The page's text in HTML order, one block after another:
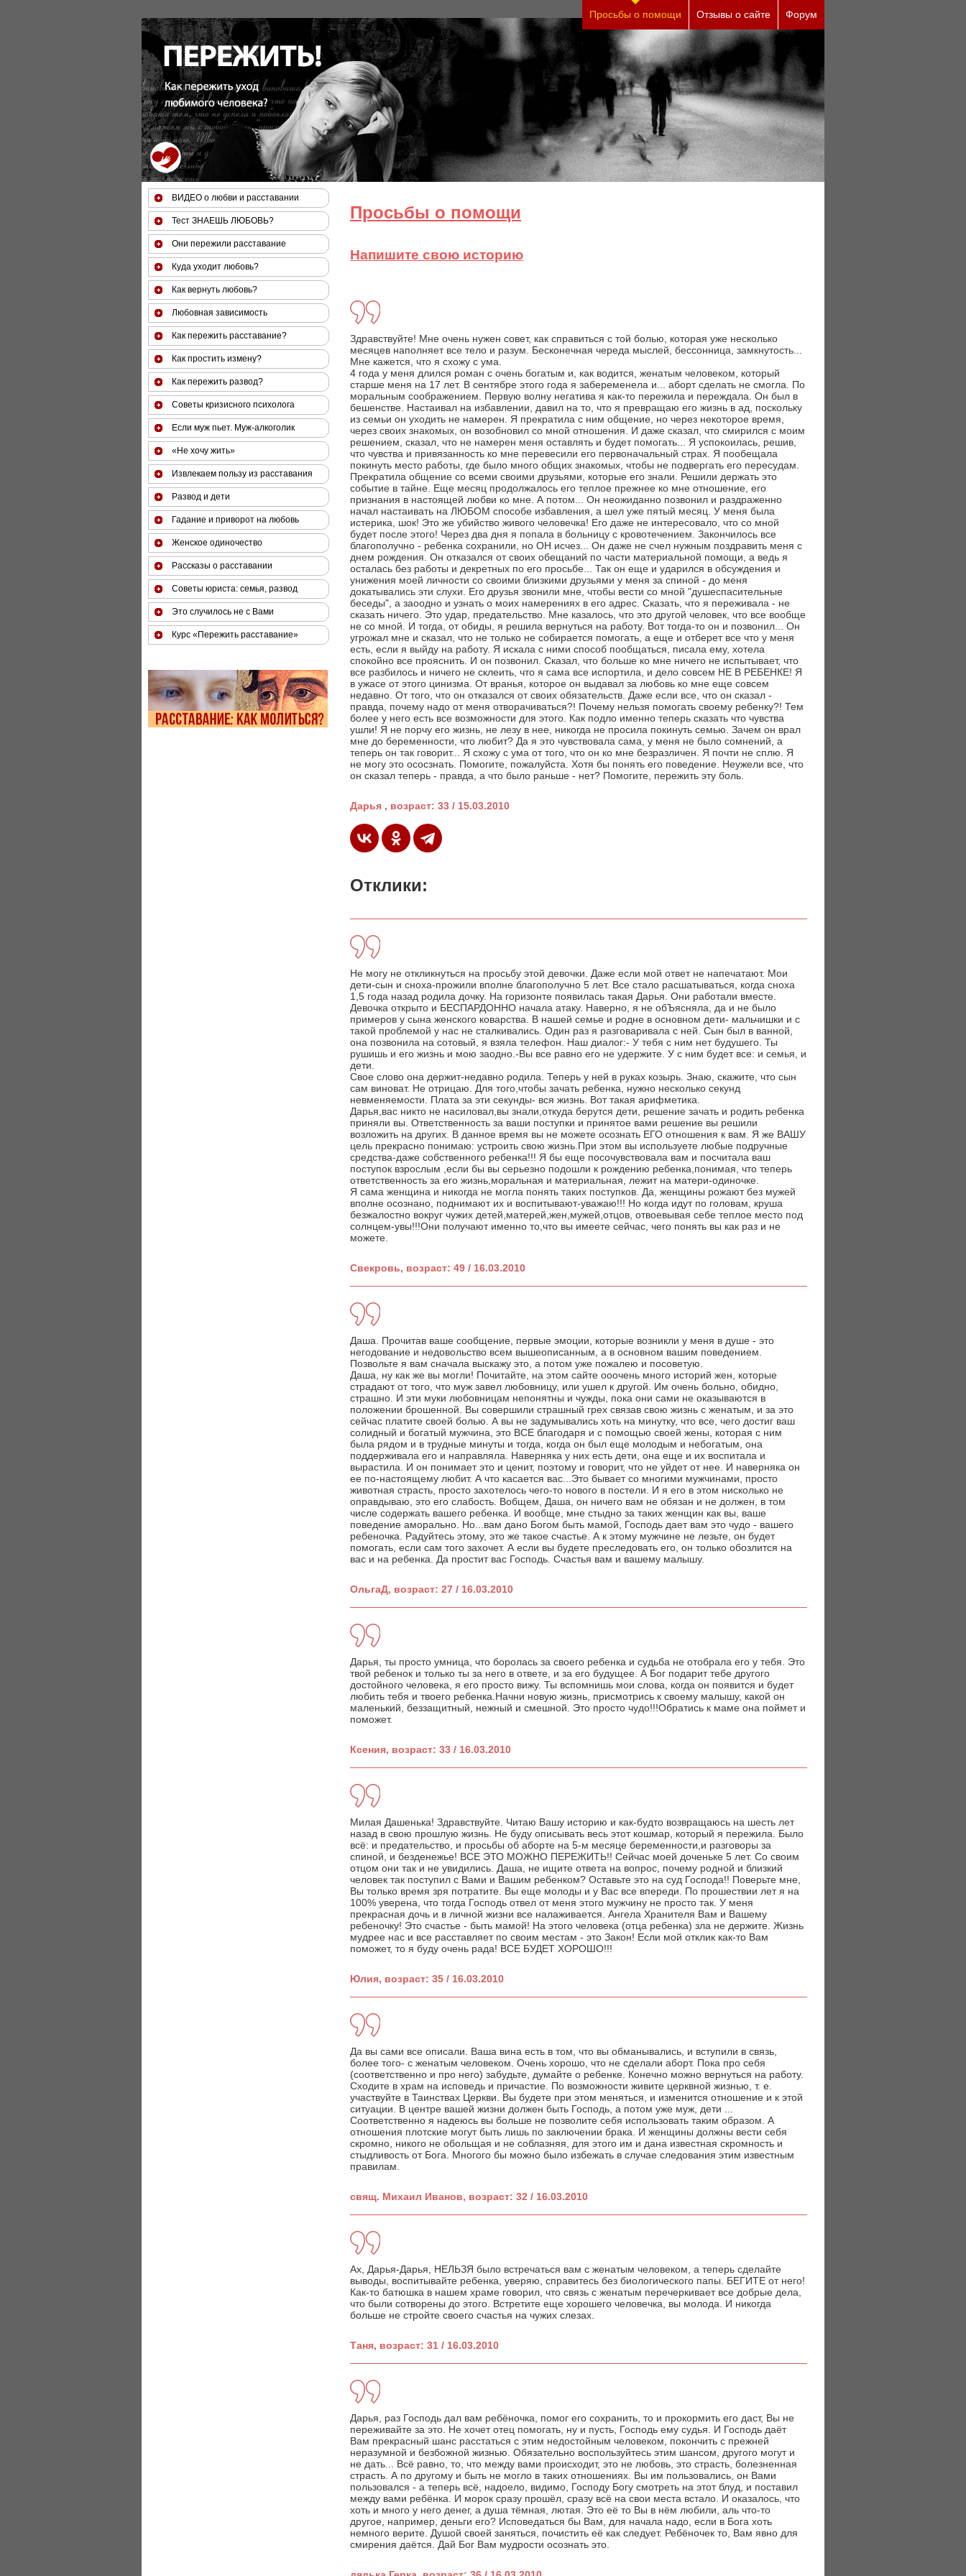
Просьбы о помощи Отзывы о сайте Форум
Просьбы о помощи
Напишите свою историю
Здравствуйте! Мне очень нужен совет, как справиться с той болью, которая уже несколько
месяцев наполняет все тело и разум. Бесконечная череда мыслей, бессонница, замкнутость...
Мне кажется, что я схожу с ума.
4 года у меня длился роман с очень богатым и, как водится, женатым человеком, который
старше меня на 17 лет. В сентябре этого года я забеременела и... аборт сделать не смогла. По
моральным соображением. Первую волну негатива я как-то пережила и переждала. Он был в
бешенстве. Настаивал на избавлении, давил на то, что я превращаю его жизнь в ад, поскольку
из семьи он уходить не намерен. Я прекратила с ним общение, но через некоторое время,
через своих знакомых, он возобновил со мной отношения. И даже сказал, что смирился с моим
решением, сказал, что не намерен меня оставлять и будет помогать... Я успокоилась, решив,
что чувства и привязанность ко мне перевесили его первоначальный страх. Я пообещала
покинуть место работы, где было много общих знакомых, чтобы не подвергать его пересудам.
Прекратила общение со всеми своими друзьями, которые его знали. Решили держать это
событие в тайне. Еще месяц продолжалось его теплое прежнее ко мне отношение, его
признания в настоящей любви ко мне. А потом... Он неожиданно позвонил и раздраженно
начал настаивать на ЛЮБОМ способе избавления, а шел уже пятый месяц. У меня была
истерика, шок! Это же убийство живого человечка! Его даже не интересовало, что со мной
будет после этого! Через два дня я попала в больницу с кровотечением. Закончилось все
благополучно - ребенка сохранили, но ОН исчез... Он даже не счел нужным поздравить меня с
днем рождения. Он отказался от своих обещаний по части материальной помощи, а ведь я
осталась без работы и декретных по его просьбе... Так он еще и ударился в обсуждения и
унижения моей личности со своими близкими друзьями у меня за спиной - до меня
докатывались эти слухи. Его друзья звонили мне, чтобы вести со мной "душеспасительные
беседы", а заоодно и узнать о моих намерениях в его адрес. Сказать, что я переживала - не
сказать ничего. Это удар, предательство. Мне казалось, что это другой человек, что все вообще
не со мной. И тогда, от обиды, я решила вернуться на работу. Вот тогда-то он и позвонил... Он
угрожал мне и сказал, что не только не собирается помогать, а еще и отберет все что у меня
есть, если я выйду на работу. Я искала с ними способ пообщаться, писала ему, хотела
спокойно все прояснить. И он позвонил. Сказал, что больше ко мне ничего не испытывает, что
все разбилось и ничего не склеить, что я сама все испортила, и дело совсем НЕ В РЕБЕНКЕ! Я
в ужасе от этого цинизма. От вранья, которое он выдавал за любовь ко мне еще совсем
недавно. От того, что он отказался от своих обязательств. Даже если все, что он сказал -
правда, почему надо от меня отворачиваться?! Почему нельзя помогать своему ребенку?! Тем
более у него есть все возможности для этого. Как подло именно теперь сказать что чувства
ушли! Я не порчу его жизнь, не лезу в нее, никогда не просила покинуть семью. Зачем он врал
мне до беременности, что любит? Да я это чувствовала сама, у меня не было сомнений, а
теперь он так говорит... Я схожу с ума от того, что он ко мне безразличен. Я почти не сплю. Я
не могу это ососзнать. Помогите, пожалуйста. Хотя бы понять его поведение. Неужели все, что
он сказал теперь - правда, а что было раньше - нет? Помогите, пережить эту боль.
Дарья , возраст: 33 / 15.03.2010
Отклики:
Не могу не откликнуться на просьбу этой девочки. Даже если мой ответ не напечатают. Мои
дети-сын и сноха-прожили вполне благополучно 5 лет. Все стало расшатываться, когда сноха
1,5 года назад родила дочку. На горизонте появилась такая Дарья. Они работали вместе.
Девочка открыто и БЕСПАРДОННО начала атаку. Наверно, я не обЪясняла, да и не было
примеров у сына женского коварства. В нашей семье и родне в основном дети- мальчишки и с
такой проблемой у нас не сталкивались. Один раз я разговаривала с ней. Сын был в ванной,
она позвонила на сотовый, я взяла телефон. Наш диалог:- У тебя с ним нет будушего. Ты
рушишь и его жизнь и мою заодно.-Вы все равно его не удержите. У с ним будет все: и семья, и
дети.
Свое слово она держит-недавно родила. Теперь у ней в руках козырь. Знаю, скажите, что сын
сам виноват. Не отрицаю. Для того,чтобы зачать ребенка, нужно несколько секунд
невменяемости. Плата за эти секунды- вся жизнь. Вот такая арифметика.
Дарья,вас никто не насиловал,вы знали,откуда берутся дети, решение зачать и родить ребенка
приняли вы. Ответственность за ваши поступки и принятое вами решение вы решили
возложить на других. В данное время вы не можете осознать ЕГО отношения к вам. Я же ВАШУ
цель прекрасно понимаю: устроить свою жизнь.При этом вы используете любые подручные
средства-даже собственного ребенка!!! Я бы еще посочувствовала вам и посчитала ваш
поступок взрослым ,если бы вы серьезно подошли к рождению ребенка,понимая, что теперь
ответственность за его жизнь,моральная и материальная, лежит на матери-одиночке.
Я сама женщина и никогда не могла понять таких поступков. Да, женщины рожают без мужей
вполне осознано, поднимают их и воспитывают-уважаю!!! Но когда идут по головам, круша
безжалостно вокруг чужих детей,матерей,жен,мужей,отцов, отвоевывая себе теплое место под
солнцем-увы!!!Они получают именно то,что вы имеете сейчас, чего понять вы как раз и не
можете.
Свекровь, возраст: 49 / 16.03.2010
Даша. Прочитав ваше сообщение, первые эмоции, которые возникли у меня в душе - это
негодование и недовольство всем вышеописанным, а в основном вашим поведением.
Позвольте я вам сначала выскажу это, а потом уже пожалею и посоветую.
Даша, ну как же вы могли! Почитайте, на этом сайте ооочень много историй жен, которые
страдают от того, что муж завел любовницу, или ушел к другой. Им очень больно, обидно,
страшно. И эти муки любовницам непонятны и чужды, пока они сами не оказываются в
положении брошенной. Вы совершили страшный грех связав свою жизнь с женатым, и за это
сейчас платите своей болью. А вы не задумывались хоть на минутку, что все, чего достиг ваш
солидный и богатый мужчина, это ВСЕ благодаря и с помощью своей жены, которая с ним
была рядом и в трудные минуты и тогда, когда он был еще молодым и небогатым, она
поддерживала его и направляла. Наверняка у них есть дети, она еще и их воспитала и
вырастила. И он понимает это и ценит, поэтому и говорит, что не уйдет от нее. И наверняка он
ее по-настоящему любит. А что касается вас...Это бывает со многими мужчинами, просто
животная страсть, просто захотелось чего-то нового в постели. И я его в этом нисколько не
оправдываю, это его слабость. Вобщем, Даша, он ничего вам не обязан и не должен, в том
числе содержать вашего ребенка. И вообще, мне стыдно за таких женщин как вы, ваше
поведение аморально. Но...вам дано Богом быть мамой, Господь дает вам это чудо - вашего
ребеночка. Радуйтесь этому, это же такое счастье. А к этому мужчине не лезьте, он будет
помогать, если сам того захочет. А если вы будете преследовать его, он только обозлится на
вас и на ребенка. Да простит вас Господь. Счастья вам и вашему малышу.
ОльгаД, возраст: 27 / 16.03.2010
Дарья, ты просто умница, что боролась за своего ребенка и судьба не отобрала его у тебя. Это
твой ребенок и только ты за него в ответе, и за его будущее. А Бог подарит тебе другого
достойного человека, я его просто вижу. Ты вспомнишь мои слова, когда он появится и будет
любить тебя и твоего ребенка.Начни новую жизнь, присмотрись к своему малышу, какой он
маленький, беззащитный, нежный и смешной. Это просто чудо!!!Обратись к маме она поймет и
поможет.
Ксения, возраст: 33 / 16.03.2010
Милая Дашенька! Здравствуйте. Читаю Вашу историю и как-будто возвращаюсь на шесть лет
назад в свою прошлую жизнь. Не буду описывать весь этот кошмар, который я пережила. Было
всё: и предательство, и просьбы об аборте на 5-м месяце беременности,и разговоры за
спиной, и безденежье! ВСЕ ЭТО МОЖНО ПЕРЕЖИТЬ!! Сейчас моей доченьке 5 лет. Со своим
отцом они так и не увидились. Даша, не ищите ответа на вопрос, почему родной и близкий
человек так поступил с Вами и Вашим ребенком? Оставьте это на суд Господа!! Поверьте мне,
Вы только время зря потратите. Вы еще молоды и у Вас все впереди. По прошествии лет я на
100% уверена, что тогда Господь отвел от меня этого мужчину не просто так. У меня
прекрасная дочь и в личной жизни все налаживается. Ангела Хранителя Вам и Вашему
ребеночку! Это счастье - быть мамой! На этого человека (отца ребенка) зла не держите. Жизнь
мудрее нас и все расставляет по своим местам - это Закон! Если мой отклик как-то Вам
поможет, то я буду очень рада! ВСЕ БУДЕТ ХОРОШО!!!
Юлия, возраст: 35 / 16.03.2010
Да вы сами все описали. Ваша вина есть в том, что вы обманывались, и вступили в связь,
более того- с женатым человеком. Очень хорошо, что не сделали аборт. Пока про себя
(соответственно и про него) забудьте, думайте о ребенке. Конечно можно вернуться на работу.
Сходите в храм на исповедь и причастие. По возможности живите церквной жизнью, т. е.
участвуйте в Таинствах Церкви. Вы будете при этом меняться, и изменится отношение и к этой
ситуации. В центре вашей жизни должен быть Господь, а потом уже муж, дети ...
Соответственно я надеюсь вы больше не позволите себя использовать таким образом. А
отношения плотские могут быть лишь по заключении брака. И женщины должны вести себя
скромно, никого не обольщая и не соблазняя, для этого им и дана известная скромность и
стыдливость от Бога. Многого бы можно было избежать в случае следования этим известным
правилам.
свящ. Михаил Иванов, возраст: 32 / 16.03.2010
Ах, Дарья-Дарья, НЕЛЬЗЯ было встречаться вам с женатым человеком, а теперь сделайте
выводы, воспитывайте ребенка, уверяю, справитесь без биологического папы. БЕГИТЕ от него!
Как-то батюшка в нашем храме говорил, что связь с женатым перечеркивает все добрые дела,
что были сотворены до этого. Встретите еще хорошего человечка, вы молода. И никогда
больше не стройте своего счастья на чужих слезах.
Таня, возраст: 31 / 16.03.2010
Дарья, раз Господь дал вам ребёночка, помог его сохранить, то и прокормить его даст, Вы не
переживайте за это. Не хочет отец помогать, ну и пусть, Господь ему судья. И Господь даёт
Вам прекрасный шанс расстаться с этим недостойным человеком, покончить с прежней
неразумной и безбожной жизнью. Обязательно воспользуйтесь этим шансом, другого могут и
не дать... Всё равно, то, что между вами происходит, это не любовь, это страсть, болезненная
страсть. А по другому и быть не могло в таких отношениях. Вы им пользовались, он Вами
пользовался - а теперь всё, надоело, видимо, Господу Богу смотреть на этот блуд, и поставил
между вами ребёнка. И морок сразу прошёл, сразу всё на свои места встало. И оказалось, что
хоть и много у него денег, а душа тёмная, лютая. Это её то Вы в нём любили, аль что-то
другое, например, деньги его? Исповедаться бы Вам, для начала надо, если в Бога хоть
немного верите. Душой своей заняться, почистить её как следует. Ребёночек то, Вам явно для
смирения даётся. Дай Бог Вам мудрости осознать это.
ВИДЕО о любви и расставании
Тест ЗНАЕШЬ ЛЮБОВЬ?
Они пережили расставание
Куда уходит любовь?
Как вернуть любовь?
Любовная зависимость
Как пережить расставание?
Как простить измену?
Как пережить развод?
Советы кризисного психолога
Если муж пьет. Муж-алкоголик
«Не хочу жить»
Извлекаем пользу из расставания
Развод и дети
Гадание и приворот на любовь
Женское одиночество
Рассказы о расставании
Советы юриста: семья, развод
Это случилось не с Вами
Курс «Пережить расставание»